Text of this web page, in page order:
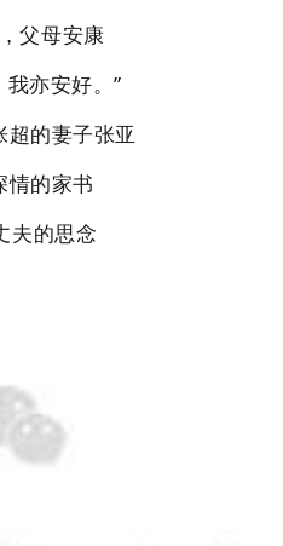
父母安康
亦安好。”
超的妻子张亚
情的家书
夫的思念